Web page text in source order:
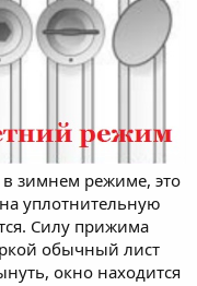
в зимнем режиме, это
уплотнительную
Силу прижима
обычный лист
окно находится